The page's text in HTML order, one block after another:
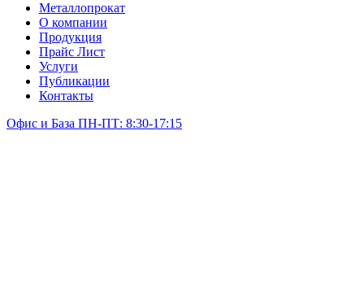
Металлопрокат
О компании
Продукция
Прайс Лист
Услуги
Публикации
Контакты
Офис и База ПН-ПТ: 8:30-17:15